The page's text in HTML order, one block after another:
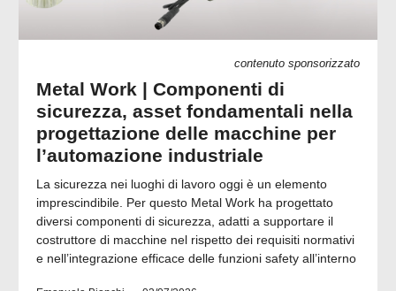
contenuto sponsorizzato
Metal Work | Componenti di
sicurezza, asset fondamentali nella
progettazione delle macchine per
l’automazione industriale
La sicurezza nei luoghi di lavoro oggi è un elemento
imprescindibile. Per questo Metal Work ha progettato
diversi componenti di sicurezza, adatti a supportare il
costruttore di macchine nel rispetto dei requisiti normativi
e nell’integrazione efficace delle funzioni safety all’interno